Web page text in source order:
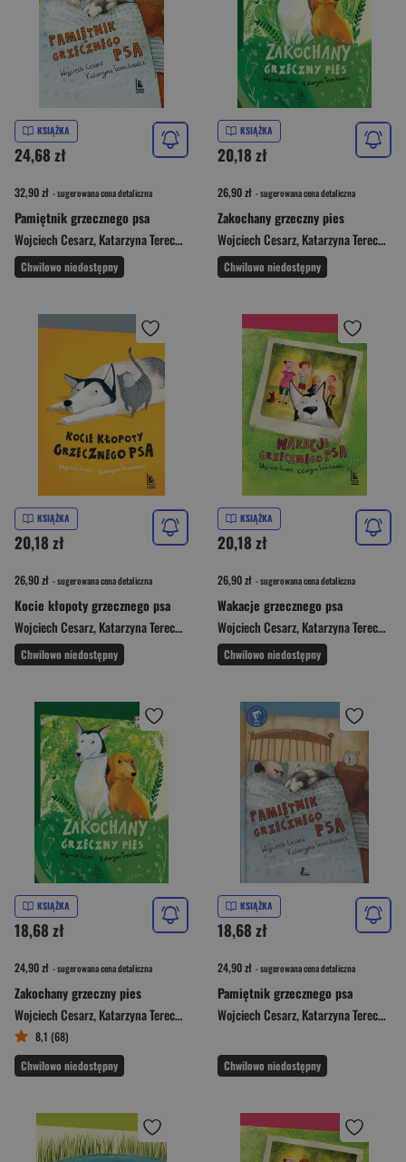
KSIĄŻKA
24,68 zł
32,90 zł - sugerowana cena detaliczna
Pamiętnik grzecznego psa
Wojciech Cesarz,Katarzyna Terechowicz
Chwilowo niedostępny
KSIĄŻKA
20,18 zł
26,90 zł - sugerowana cena detaliczna
Zakochany grzeczny pies
Wojciech Cesarz,Katarzyna Terechowicz
Chwilowo niedostępny
KSIĄŻKA
20,18 zł
26,90 zł - sugerowana cena detaliczna
Kocie kłopoty grzecznego psa
Wojciech Cesarz,Katarzyna Terechowicz
Chwilowo niedostępny
KSIĄŻKA
20,18 zł
26,90 zł - sugerowana cena detaliczna
Wakacje grzecznego psa
Wojciech Cesarz,Katarzyna Terechowicz
Chwilowo niedostępny
KSIĄŻKA
18,68 zł
24,90 zł - sugerowana cena detaliczna
Zakochany grzeczny pies
Wojciech Cesarz,Katarzyna Terechowicz
8,1 (68)
Chwilowo niedostępny
KSIĄŻKA
18,68 zł
24,90 zł - sugerowana cena detaliczna
Pamiętnik grzecznego psa
Wojciech Cesarz,Katarzyna Terechowicz
Chwilowo niedostępny